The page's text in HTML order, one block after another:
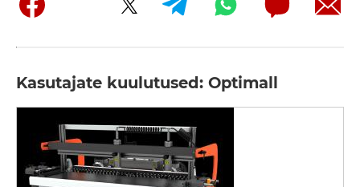
Kasutajate kuulutused: Optimall